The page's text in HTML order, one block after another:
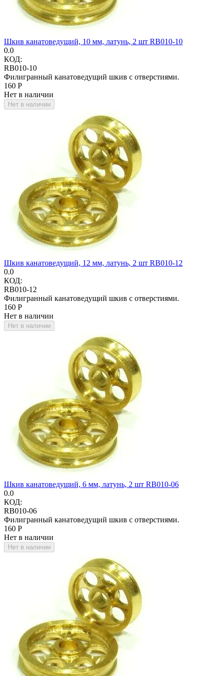
Шкив канатоведущий, 10 мм, латунь, 2 шт RB010-10
0.0
КОД:
RB010-10
Филигранный канатоведущий шкив с отверстиями.
‍160‍ Р
Нет в наличии
Нет в наличии
Шкив канатоведущий, 12 мм, латунь, 2 шт RB010-12
0.0
КОД:
RB010-12
Филигранный канатоведущий шкив с отверстиями.
‍160‍ Р
Нет в наличии
Нет в наличии
Шкив канатоведущий, 6 мм, латунь, 2 шт RB010-06
0.0
КОД:
RB010-06
Филигранный канатоведущий шкив с отверстиями.
‍160‍ Р
Нет в наличии
Нет в наличии